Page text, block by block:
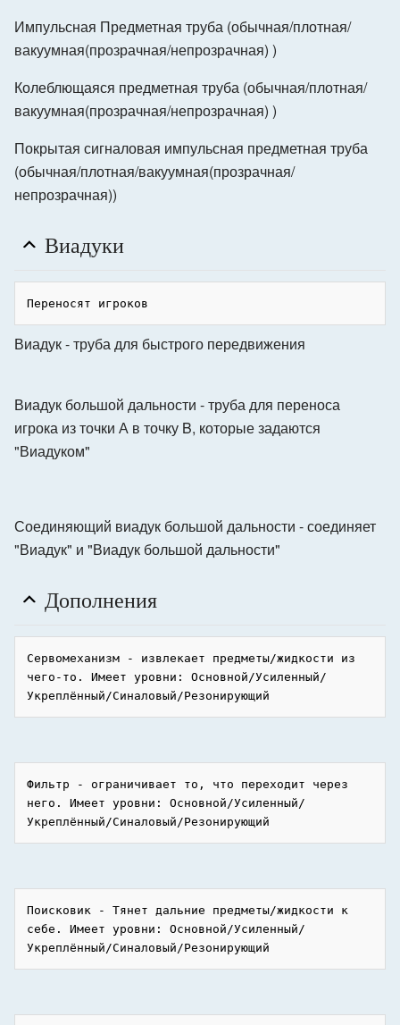
Импульсная Предметная труба (обычная/плотная/
вакуумная(прозрачная/непрозрачная) )
Колеблющаяся предметная труба (обычная/плотная/
вакуумная(прозрачная/непрозрачная) )
Покрытая сигналовая импульсная предметная труба
(обычная/плотная/вакуумная(прозрачная/
непрозрачная))
Виадуки
Виадук - труба для быстрого передвижения
Виадук большой дальности - труба для переноса
игрока из точки А в точку B, которые задаются
"Виадуком"
Соединяющий виадук большой дальности - соединяет
"Виадук" и "Виадук большой дальности"
Дополнения
Сервомеханизм - извлекает предметы/жидкости из
чего-то. Имеет уровни: Основной/Усиленный/
Фильтр - ограничивает то, что переходит через
него. Имеет уровни: Основной/Усиленный/
Поисковик - Тянет дальние предметы/жидкости к
себе. Имеет уровни: Основной/Усиленный/